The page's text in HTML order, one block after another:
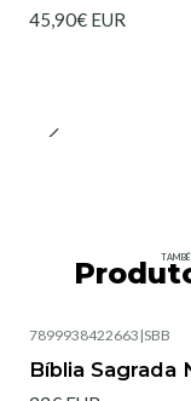
45,90€ EUR
7899938422663 |SBB
Bíblia Sagrada